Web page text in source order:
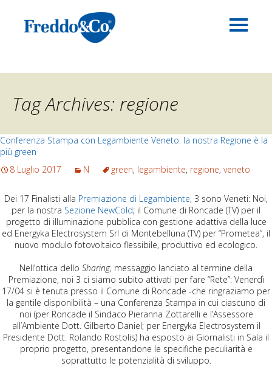
Tag Archives: regione
Conferenza Stampa con Legambiente Veneto: la nostra Regione è la
più green
8 Luglio 2017
N green, legambiente, regione, veneto
Dei 17 Finalisti alla Premiazione di Legambiente, 3 sono Veneti: Noi,
per la nostra Sezione NewCold; il Comune di Roncade (TV) per il
progetto di illuminazione pubblica con gestione adattiva della luce
ed Energyka Electrosystem Srl di Montebelluna (TV) per “Prometea”, il
nuovo modulo fotovoltaico flessibile, produttivo ed ecologico.
Nell’ottica dello Sharing, messaggio lanciato al termine della
Premiazione, noi 3 ci siamo subito attivati per fare “Rete”: Venerdì
17/04 si è tenuta presso il Comune di Roncade -che ringraziamo per
la gentile disponibilità – una Conferenza Stampa in cui ciascuno di
noi (per Roncade il Sindaco Pieranna Zottarelli e l’Assessore
all’Ambiente Dott. Gilberto Daniel; per Energyka Electrosystem il
Presidente Dott. Rolando Rostolis) ha esposto ai Giornalisti in Sala il
proprio progetto, presentandone le specifiche peculiarità e
soprattutto le potenzialità di sviluppo.